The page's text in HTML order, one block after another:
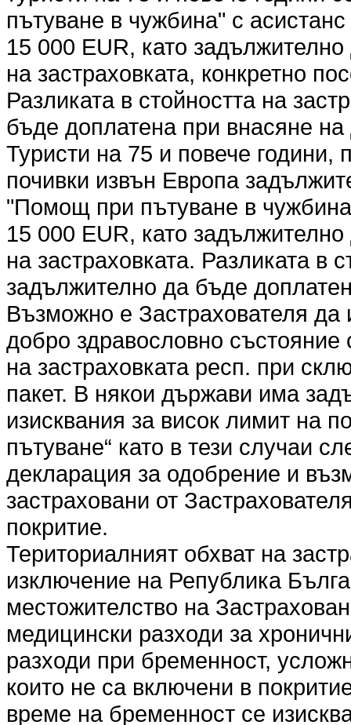
пътуване в чужбина" с
15 000 EUR, като
на застраховката, конкретно
Разликата в стойността на
бъде доплатена при внасяне на
Туристи на 75 и повече
почивки извън Европа
"Помощ при пътуване в
15 000 EUR, като
на застраховката. Разликата в
задължително да бъде
Възможно е Застрахователя да
добро здравословно
на застраховката респ. при
пакет. В някои държави има
изисквания за висок лимит на
пътуване“ като в тези случаи
декларация за одобрение и
застраховани от
покритие.
Териториалният обхват на
изключение на Република
местожителство на
медицински разходи за
разходи при бременност,
които не са включени в
време на бременност се